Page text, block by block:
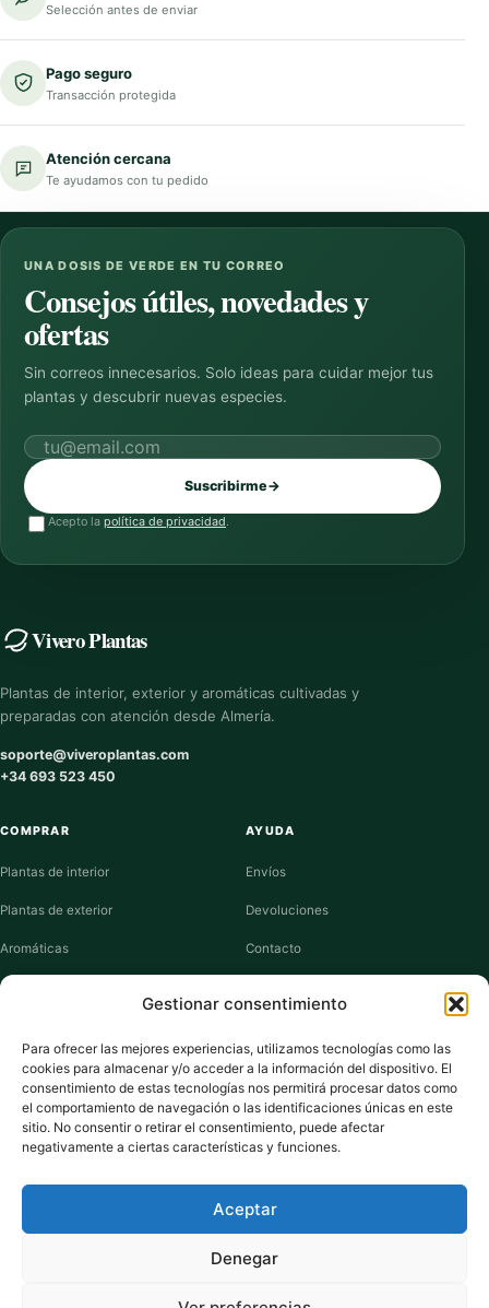
Gestionar consentimiento
Para ofrecer las mejores experiencias, utilizamos tecnologías como las
cookies para almacenar y/o acceder a la información del dispositivo. El
consentimiento de estas tecnologías nos permitirá procesar datos como
el comportamiento de navegación o las identificaciones únicas en este
sitio. No consentir o retirar el consentimiento, puede afectar
negativamente a ciertas características y funciones.
Aceptar
Denegar
Selección antes de enviar
Pago seguro
Transacción protegida
Atención cercana
Te ayudamos con tu pedido
UNA DOSIS DE VERDE EN TU CORREO
Consejos útiles, novedades y
ofertas
Sin correos innecesarios. Solo ideas para cuidar mejor tus
plantas y descubrir nuevas especies.
Correo electrónico
Suscribirme→
Acepto la política de privacidad.
Vivero Plantas
Plantas de interior, exterior y aromáticas cultivadas y
preparadas con atención desde Almería.
soporte@viveroplantas.com
+34 693 523 450
COMPRAR
Plantas de interior
Plantas de exterior
Aromáticas
Suculentas
AYUDA
Envíos
Devoluciones
Contacto
VIVERO PLANTAS
Sobre nosotros
Puntos y recompensas
Cookies